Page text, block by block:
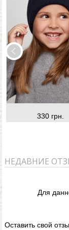
330 грн.
НЕДАВНИЕ
Для
Оставить свой